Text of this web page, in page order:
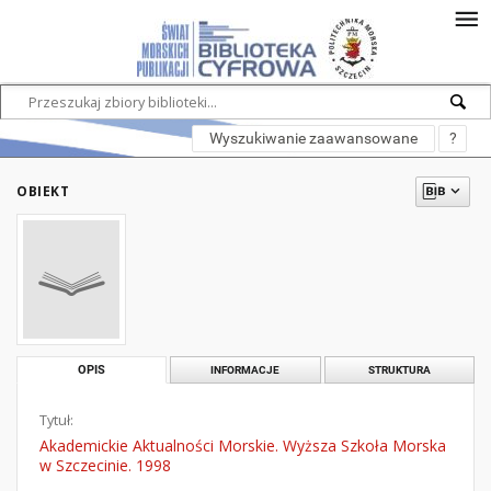
Wyszukiwanie zaawansowane ?
OBIEKT
OPIS INFORMACJE STRUKTURA
Tytuł:
Akademickie Aktualności Morskie. Wyższa Szkoła Morska
w Szczecinie. 1998